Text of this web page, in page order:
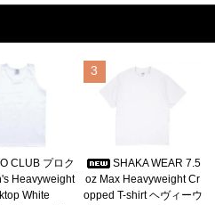
CLUB プロク
Heavyweight
White
3
SHAKA WEAR 7.5
oz Max Heavyweight Cr
opped T-shirt ヘヴィーウ